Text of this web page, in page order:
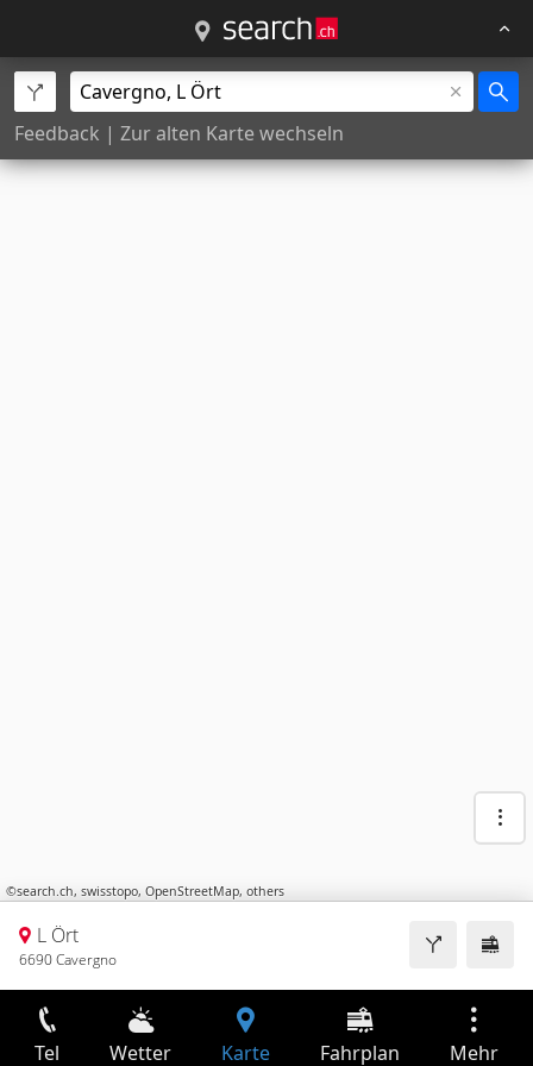
Feedback | Zur alten Karte wechseln
©search.ch, swisstopo, OpenStreetMap, others
L Ört
6690 Cavergno
Tel Wetter Karte Fahrplan Mehr